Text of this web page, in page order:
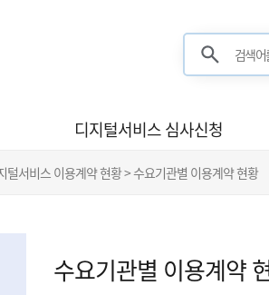
검색
디지털서비스 심사신청
털서비스 이용계약 현황 > 수요기관별 이용계약 현황
수요기관별 이용계약